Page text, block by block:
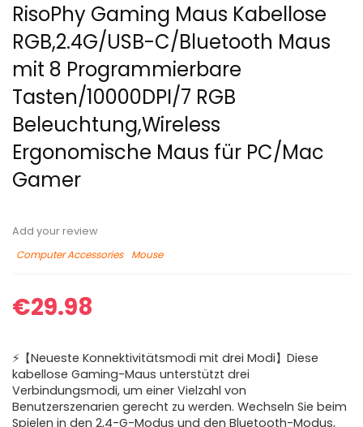
RisoPhy Gaming Maus Kabellose
RGB,2.4G/USB-C/Bluetooth Maus
mit 8 Programmierbare
Tasten/10000DPI/7 RGB
Beleuchtung,Wireless
Ergonomische Maus für PC/Mac
Gamer
Add your review
Computer Accessories
Mouse
€29.98
⚡️【Neueste Konnektivitätsmodi mit drei Modi】Diese
kabellose Gaming-Maus unterstützt drei
Verbindungsmodi, um einer Vielzahl von
Benutzerszenarien gerecht zu werden. Wechseln Sie beim
Spielen in den 2,4-G-Modus und den Bluetooth-Modus,